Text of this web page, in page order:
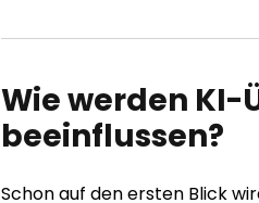
Wie werden
beeinflussen?
Schon auf den ersten Blick